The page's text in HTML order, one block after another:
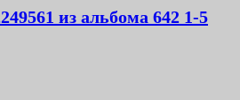
из альбома 642 1-5